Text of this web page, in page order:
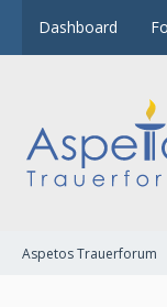
Dashboard
Aspetos Trauerforum